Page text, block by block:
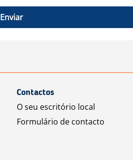
Enviar
Contactos
O seu escritório local
Formulário de contacto